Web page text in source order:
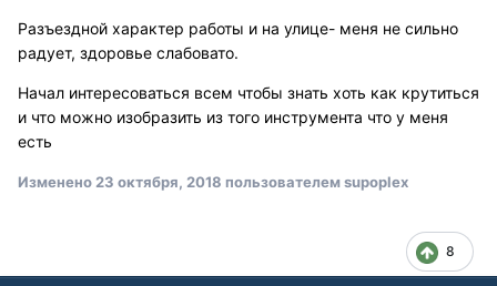
Разъездной характер работы и на улице- меня не сильно
радует, здоровье слабовато.
Начал интересоваться всем чтобы знать хоть как крутиться
и что можно изобразить из того инструмента что у меня
есть
Изменено23 октября, 2018 пользователем supoplex
8